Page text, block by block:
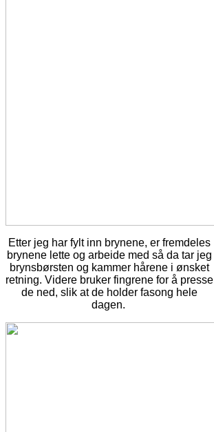
Etter jeg har fylt inn brynene, er fremdeles
brynene lette og arbeide med så da tar jeg
brynsbørsten og kammer hårene i ønsket
retning. Videre bruker fingrene for å presse
de ned, slik at de holder fasong hele
dagen.